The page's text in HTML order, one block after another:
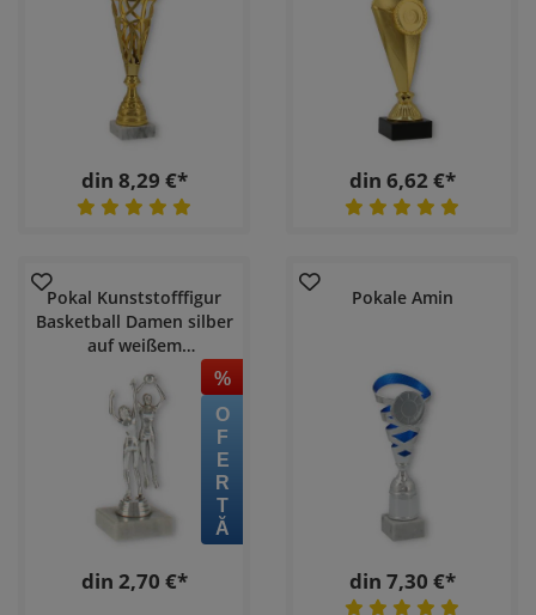
din 8,29 €* din 6,62 €*
%
OFERTĂ
Pokal Kunststofffigur
Basketball Damen silber
auf weißem
din 2,70 €*
Pokale Amin
din 7,30 €*